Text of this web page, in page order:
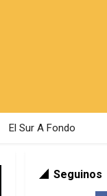
El Sur A Fondo
Seguinos